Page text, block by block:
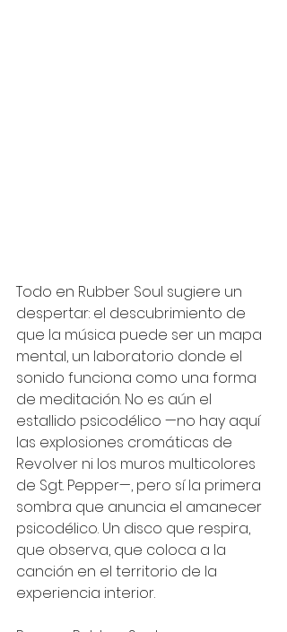
Todo en Rubber Soul sugiere un
despertar: el descubrimiento de
que la música puede ser un mapa
mental, un laboratorio donde el
sonido funciona como una forma
de meditación. No es aún el
estallido psicodélico —no hay aquí
las explosiones cromáticas de
Revolver ni los muros multicolores
de Sgt. Pepper—, pero sí la primera
sombra que anuncia el amanecer
psicodélico. Un disco que respira,
que observa, que coloca a la
canción en el territorio de la
experiencia interior.